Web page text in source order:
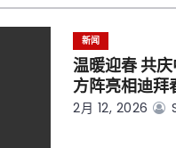
新闻
温暖迎春 共
方阵亮相迪拜
2月 12, 2026